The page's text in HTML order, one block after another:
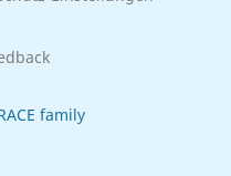
family